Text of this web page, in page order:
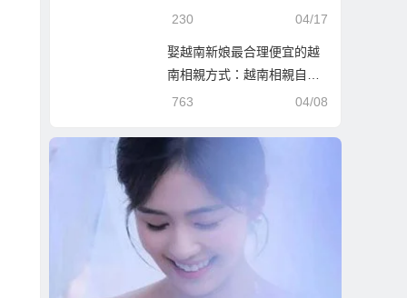
新娘！
04/17
230
娶越南新娘最合理便宜的越
南相親方式：越南相親自由
行！
04/08
763